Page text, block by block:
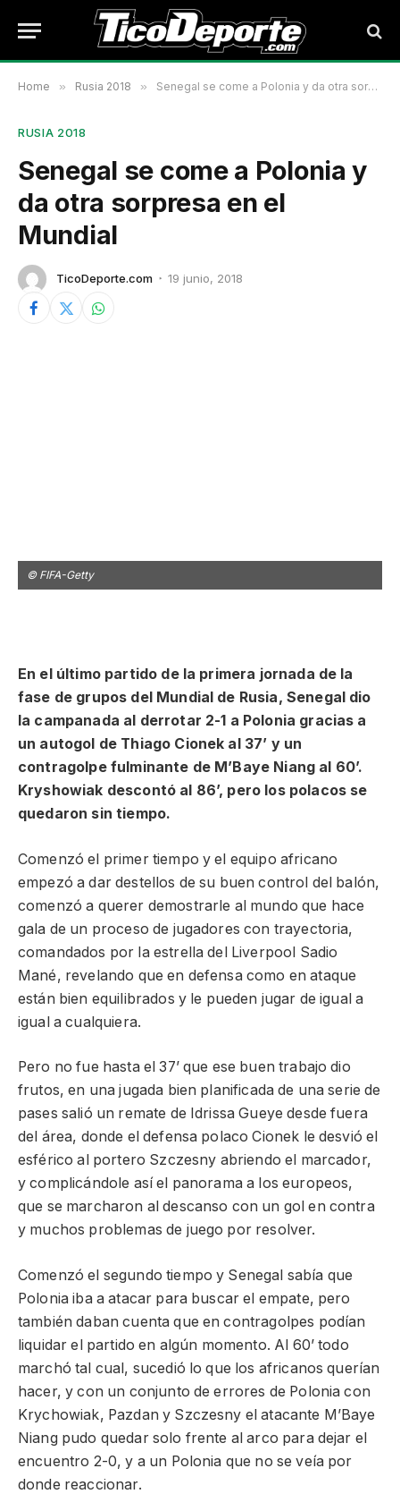
Home » Rusia 2018 » Senegal se come a Polonia y da otra sorpresa en el Mundial
RUSIA 2018
Senegal se come a Polonia y
da otra sorpresa en el
Mundial
TicoDeporte.com 19 junio, 2018
© FIFA-Getty
En el último partido de la primera jornada de la
fase de grupos del Mundial de Rusia, Senegal dio
la campanada al derrotar 2-1 a Polonia gracias a
un autogol de Thiago Cionek al 37’ y un
contragolpe fulminante de M’Baye Niang al 60’.
Kryshowiak descontó al 86’, pero los polacos se
quedaron sin tiempo.
Comenzó el primer tiempo y el equipo africano
empezó a dar destellos de su buen control del balón,
comenzó a querer demostrarle al mundo que hace
gala de un proceso de jugadores con trayectoria,
comandados por la estrella del Liverpool Sadio
Mané, revelando que en defensa como en ataque
están bien equilibrados y le pueden jugar de igual a
igual a cualquiera.
Pero no fue hasta el 37’ que ese buen trabajo dio
frutos, en una jugada bien planificada de una serie de
pases salió un remate de Idrissa Gueye desde fuera
del área, donde el defensa polaco Cionek le desvió el
esférico al portero Szczesny abriendo el marcador,
y complicándole así el panorama a los europeos,
que se marcharon al descanso con un gol en contra
y muchos problemas de juego por resolver.
Comenzó el segundo tiempo y Senegal sabía que
Polonia iba a atacar para buscar el empate, pero
también daban cuenta que en contragolpes podían
liquidar el partido en algún momento. Al 60’ todo
marchó tal cual, sucedió lo que los africanos querían
hacer, y con un conjunto de errores de Polonia con
Krychowiak, Pazdan y Szczesny el atacante M’Baye
Niang pudo quedar solo frente al arco para dejar el
encuentro 2-0, y a un Polonia que no se veía por
donde reaccionar.